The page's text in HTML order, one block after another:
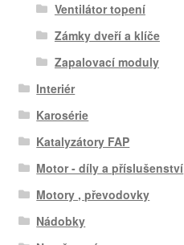
Ventilátor topení
Zámky dveří a klíče
Zapalovací moduly
Interiér
Karosérie
Katalyzátory FAP
Motor - díly a příslušenství
Motory , převodovky
Nádobky